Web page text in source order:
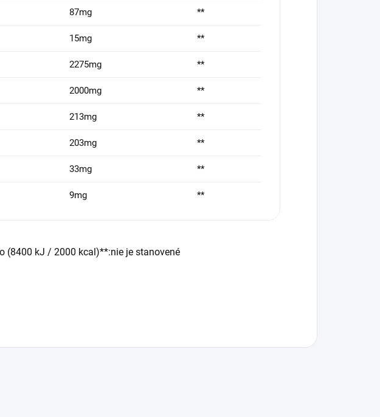
87mg **
15mg **
2275mg **
2000mg **
213mg **
203mg **
33mg **
9mg **
(8400 kJ / 2000 kcal)**:nie je stanovené